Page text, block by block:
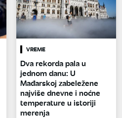
VREME
Dva rekorda pala u
jednom danu: U
Mađarskoj zabeležene
najviše dnevne i noćne
temperature u istoriji
merenja